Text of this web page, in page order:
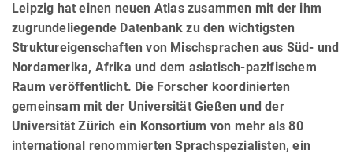
Leipzig hat einen neuen Atlas zusammen mit der ihm
zugrundeliegende Datenbank zu den wichtigsten
Struktureigenschaften von Mischsprachen aus Süd- und
Nordamerika, Afrika und dem asiatisch-pazifischem
Raum veröffentlicht. Die Forscher koordinierten
gemeinsam mit der Universität Gießen und der
Universität Zürich ein Konsortium von mehr als 80
international renommierten Sprachspezialisten, ein